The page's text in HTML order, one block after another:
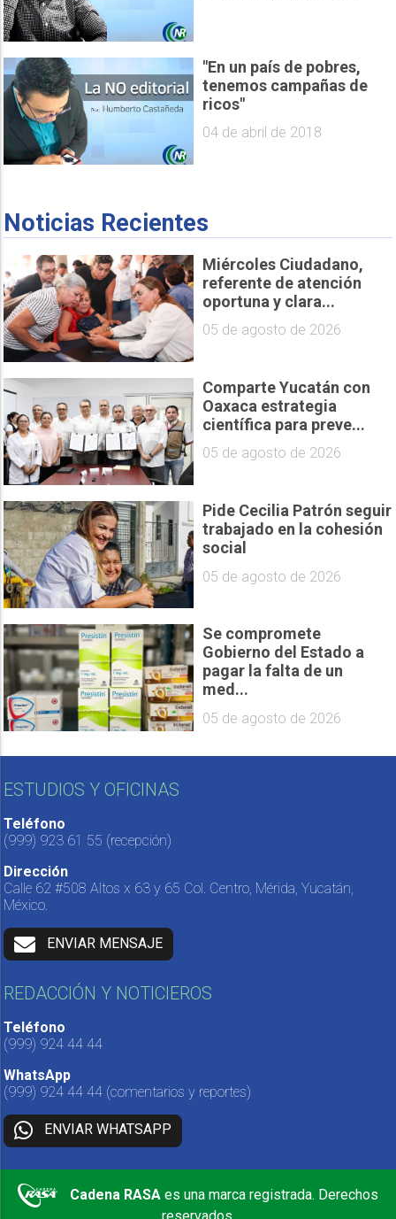
"En un país de pobres,
tenemos campañas de
ricos"
04 de abril de 2018
Noticias Recientes
Miércoles Ciudadano,
referente de atención
oportuna y clara...
05 de agosto de 2026
Comparte Yucatán con
Oaxaca estrategia
científica para preve...
05 de agosto de 2026
Pide Cecilia Patrón seguir
trabajado en la cohesión
social
05 de agosto de 2026
Se compromete
Gobierno del Estado a
pagar la falta de un
med...
05 de agosto de 2026
ESTUDIOS Y OFICINAS
Teléfono
(999) 923 61 55 (recepción)
Dirección
Calle 62 #508 Altos x 63 y 65 Col. Centro, Mérida, Yucatán,
México.
ENVIAR MENSAJE
REDACCIÓN Y NOTICIEROS
Teléfono
(999) 924 44 44
WhatsApp
(999) 924 44 44 (comentarios y reportes)
ENVIAR WHATSAPP
Cadena RASA es una marca registrada. Derechos
reservados.